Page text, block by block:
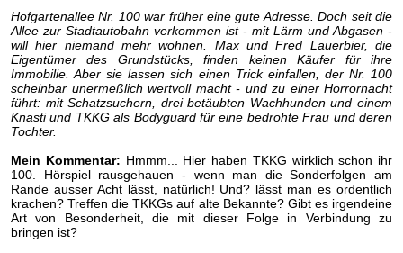
Hofgartenallee Nr. 100 war früher eine gute Adresse. Doch seit die
Allee zur Stadtautobahn verkommen ist - mit Lärm und Abgasen -
will hier niemand mehr wohnen. Max und Fred Lauerbier, die
Eigentümer des Grundstücks, finden keinen Käufer für ihre
Immobilie. Aber sie lassen sich einen Trick einfallen, der Nr. 100
scheinbar unermeßlich wertvoll macht - und zu einer Horrornacht
führt: mit Schatzsuchern, drei betäubten Wachhunden und einem
Knasti und TKKG als Bodyguard für eine bedrohte Frau und deren
Tochter.
Mein Kommentar: Hmmm... Hier haben TKKG wirklich schon ihr
100. Hörspiel rausgehauen - wenn man die Sonderfolgen am
Rande ausser Acht lässt, natürlich! Und? lässt man es ordentlich
krachen? Treffen die TKKGs auf alte Bekannte? Gibt es irgendeine
Art von Besonderheit, die mit dieser Folge in Verbindung zu
bringen ist?